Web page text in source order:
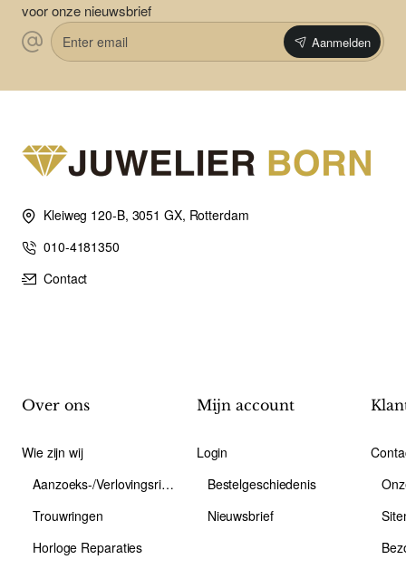
voor onze nieuwsbrief
Enter
email
Aanmelden
Kleiweg 120-B, 3051 GX, Rotterdam
010-4181350
Contact
Over ons
Wie zijn wij
Aanzoeks-/Verlovingsring
Trouwringen
Horloge Reparaties
Mijn account
Login
Bestelgeschiedenis
Nieuwsbrief